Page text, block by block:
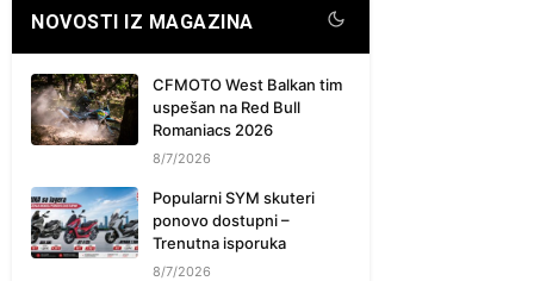
NOVOSTI IZ MAGAZINA
CFMOTO West Balkan tim
uspešan na Red Bull
Romaniacs 2026
8/7/2026
Popularni SYM skuteri
ponovo dostupni –
Trenutna isporuka
8/7/2026